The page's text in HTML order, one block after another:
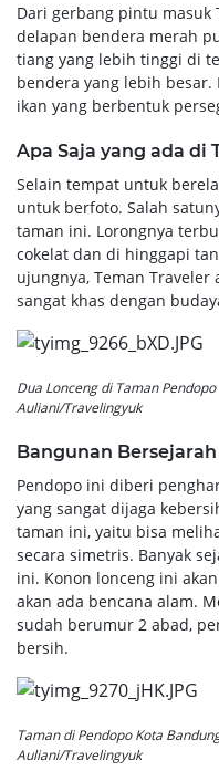
Dari gerbang pintu masuk
delapan bendera merah
tiang yang lebih tinggi di
bendera yang lebih
ikan yang berbentuk
Apa Saja yang ada di
Selain tempat untuk
untuk berfoto. Salah
taman ini. Lorongnya
cokelat dan di hinggapi
ujungnya, Teman
sangat khas dengan
Dua Lonceng di Taman
Auliani/Travelingyuk
Bangunan Bersejarah
Pendopo ini diberi
yang sangat dijaga
taman ini, yaitu bisa
secara simetris. Banyak
ini. Konon lonceng ini
akan ada bencana alam.
sudah berumur 2 abad,
bersih.
Taman di Pendopo Kota
Auliani/Travelingyuk